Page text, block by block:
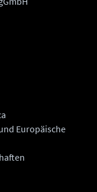
Europäische